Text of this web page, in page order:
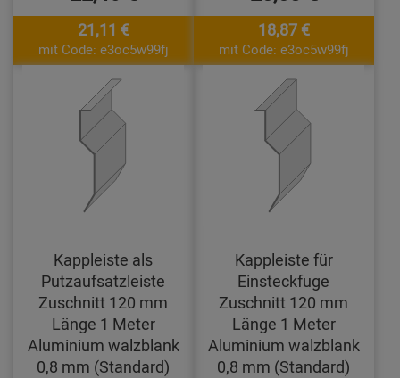
21,11 €
mit Code: e3oc5w99fj
18,87 €
mit Code: e3oc5w99fj
Kappleiste als
Putzaufsatzleiste
Zuschnitt 120 mm
Länge 1 Meter
Aluminium walzblank
0,8 mm (Standard)
Kappleiste für
Einsteckfuge
Zuschnitt 120 mm
Länge 1 Meter
Aluminium walzblank
0,8 mm (Standard)